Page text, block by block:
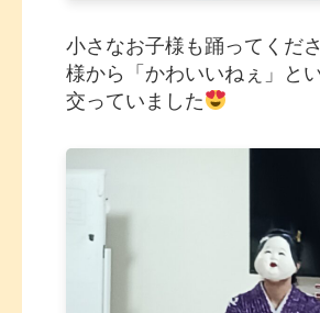
小さなお子様も踊ってくだ
様から「かわいいねぇ」と
交っていました